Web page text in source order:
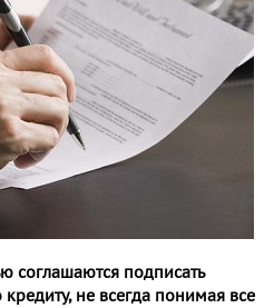
соглашаются подписать
не всегда понимая все